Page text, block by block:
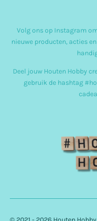
Volg ons op Instagram
nieuwe producten, acties
Deel jouw Houten Hobby
gebruik de hashtag